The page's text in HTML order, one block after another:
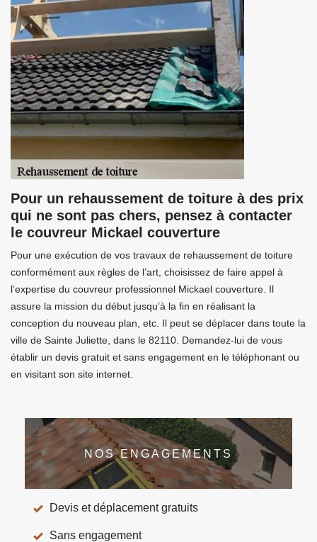
Pour un rehaussement de toiture à des prix
qui ne sont pas chers, pensez à contacter
le couvreur Mickael couverture
Pour une exécution de vos travaux de rehaussement de toiture
conformément aux règles de l’art, choisissez de faire appel à
l’expertise du couvreur professionnel Mickael couverture. Il
assure la mission du début jusqu’à la fin en réalisant la
conception du nouveau plan, etc. Il peut se déplacer dans toute la
ville de Sainte Juliette, dans le 82110. Demandez-lui de vous
établir un devis gratuit et sans engagement en le téléphonant ou
en visitant son site internet.
NOS ENGAGEMENTS
Devis et déplacement gratuits
Sans engagement